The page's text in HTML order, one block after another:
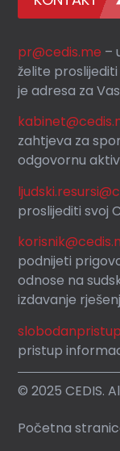
pr@cedis.me –
želite
je adresa za
zahtjeva za
odgovornu
proslijediti svoj
korisnik
podnijeti
odnose na
izdavanje
pristup
© 2025 CEDIS.
Početna